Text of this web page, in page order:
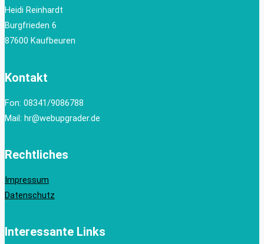
Heidi Reinhardt
Burgfrieden 6
87600 Kaufbeuren
Kontakt
Fon: 08341/9086788
Mail: hr@webupgrader.de
Rechtliches
Impressum
Datenschutz
Interessante Links